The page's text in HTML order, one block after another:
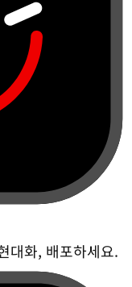
대화, 배포하세요.